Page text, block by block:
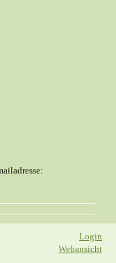
Login
Webansicht